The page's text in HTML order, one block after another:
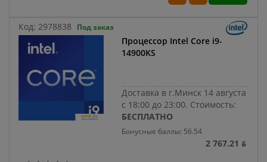
Код: 2978838 Под заказ
Процессор Intel Core i9-
14900KS
Доставка в г.Минск 14 августа
с 18:00 до 23:00. Стоимость:
БЕСПЛАТНО
Бонусные баллы: 56.54
2 767.21 ƃ